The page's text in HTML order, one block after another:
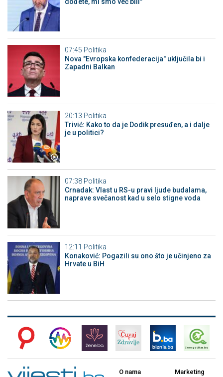
07:45 Politika
Nova "Evropska konfederacija" uključila bi i
Zapadni Balkan
20:13 Politika
Trivić: Kako to da je Dodik presuđen, a i dalje
je u politici?
07:38 Politika
Crnadak: Vlast u RS-u pravi ljude budalama,
naprave svečanost kad u selo stigne voda
12:11 Politika
Konaković: Pogazili su ono što je učinjeno za
Hrvate u BiH
O nama Marketing